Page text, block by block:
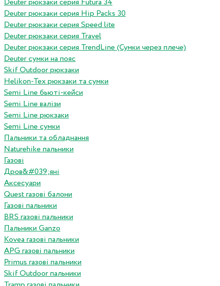
Deuter рюкзаки серия Futura 34
Deuter рюкзаки серия Hip Packs 30
Deuter рюкзаки серия Speed lite
Deuter рюкзаки серия Travel
Deuter рюкзаки серия TrendLine (Сумки через плече)
Deuter сумки на пояс
Skif Outdoor рюкзаки
Helikon-Tex рюкзаки та сумки
Semi Line бьюті-кейси
Semi Line валізи
Semi Line рюкзаки
Semi Line сумки
Пальники та обладнання
Naturehike пальники
Газові
Дров&#039;яні
Аксесуари
Quest газові балони
Газові пальники
BRS газові пальники
Пальники Ganzo
Kovea газові пальники
APG газові пальники
Primus газові пальники
Skif Outdoor пальники